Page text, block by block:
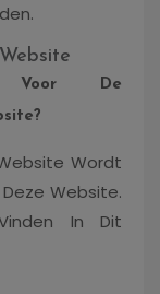
Voor De
Wordt
Website.
In Dit